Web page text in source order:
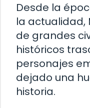
Desde la
la actualidad,
de grandes
históricos
personajes
dejado una
historia.